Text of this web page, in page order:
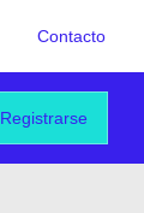
Contacto
Registrarse